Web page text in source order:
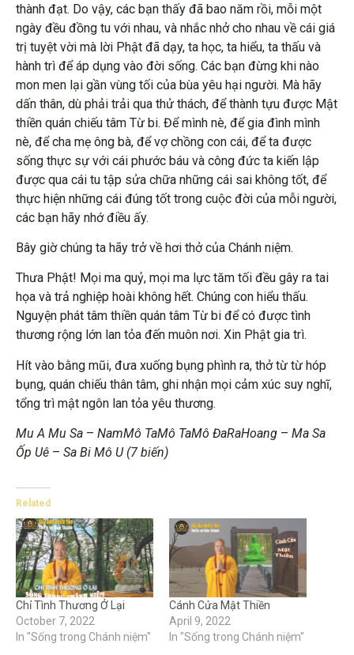
thành đạt. Do vậy, các bạn thấy đã bao năm rồi, mỗi một
ngày đều đồng tu với nhau, và nhắc nhở cho nhau về cái giá
trị tuyệt vời mà lời Phật đã dạy, ta học, ta hiểu, ta thấu và
hành trì để áp dụng vào đời sống. Các bạn đừng khi nào
mon men lại gần vùng tối của bùa yêu hại người. Mà hãy
dấn thân, dù phải trải qua thử thách, để thành tựu được Mật
thiền quán chiếu tâm Từ bi. Để mình nè, để gia đình mình
nè, để cha mẹ ông bà, để vợ chồng con cái, để ta được
sống thực sự với cái phước báu và công đức ta kiến lập
được qua cái tu tập sửa chữa những cái sai không tốt, để
thực hiện những cái đúng tốt trong cuộc đời của mỗi người,
các bạn hãy nhớ điều ấy.
Bây giờ chúng ta hãy trở về hơi thở của Chánh niệm.
Thưa Phật! Mọi ma quỷ, mọi ma lực tăm tối đều gây ra tai
họa và trả nghiệp hoài không hết. Chúng con hiểu thấu.
Nguyện phát tâm thiền quán tâm Từ bi để có được tình
thương rộng lớn lan tỏa đến muôn nơi. Xin Phật gia trì.
Hít vào bằng mũi, đưa xuống bụng phình ra, thở từ từ hóp
bụng, quán chiếu thân tâm, ghi nhận mọi cảm xúc suy nghĩ,
tổng trì mật ngôn lan tỏa yêu thương.
Mu A Mu Sa – NamMô TaMô TaMô ĐaRaHoang – Ma Sa
Ốp Uê – Sa Bi Mô U (7 biến)
Related
Chỉ Tình Thương Ở Lại
October 7, 2022
In "Sống trong Chánh niệm"
Cánh Cửa Mật Thiền
April 9, 2022
In "Sống trong Chánh niệm"